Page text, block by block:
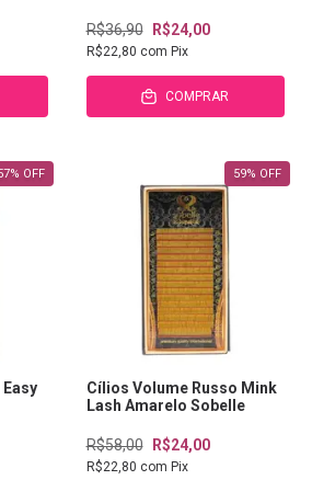
R$36,90 R$24,00
R$22,80 com Pix
COMPRAR
% OFF 59% OFF
Cílios Volume Russo Mink
Lash Amarelo Sobelle
R$58,00 R$24,00
R$22,80 com Pix